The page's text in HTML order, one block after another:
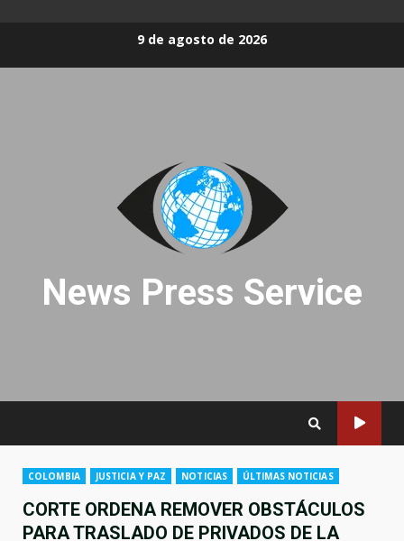
9 de agosto de 2026
News Press Service
COLOMBIA JUSTICIA Y PAZ NOTICIAS ÚLTIMAS NOTICIAS
CORTE ORDENA REMOVER OBSTÁCULOS
PARA TRASLADO DE PRIVADOS DE LA